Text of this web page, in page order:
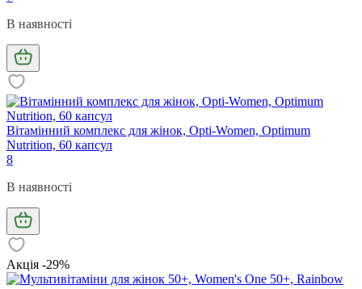
В наявності
Вітамінний комплекс для жінок, Opti-Women, Optimum
Nutrition, 60 капсул
8
В наявності
Акція -29%